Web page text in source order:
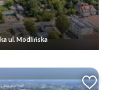
ul. Modlińska